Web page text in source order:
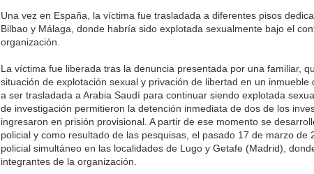
Una vez en España, la víctima fue trasladada a diferentes pisos
Bilbao y Málaga, donde habría sido explotada sexualmente bajo el
organización.
La víctima fue liberada tras la denuncia presentada por una familiar,
situación de explotación sexual y privación de libertad en un
a ser trasladada a Arabia Saudí para continuar siendo explotada
de investigación permitieron la detención inmediata de dos de los
ingresaron en prisión provisional. A partir de ese momento se
policial y como resultado de las pesquisas, el pasado 17 de marzo de
policial simultáneo en las localidades de Lugo y Getafe (Madrid),
integrantes de la organización.